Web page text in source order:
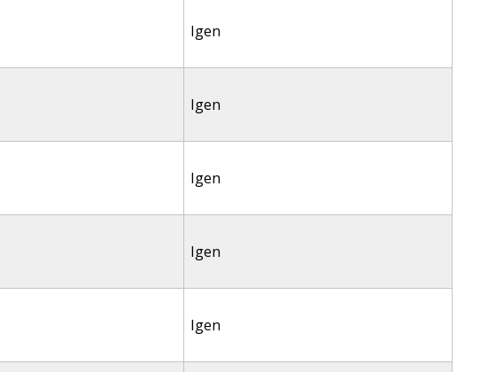
Igen
Igen
Igen
Igen
Igen